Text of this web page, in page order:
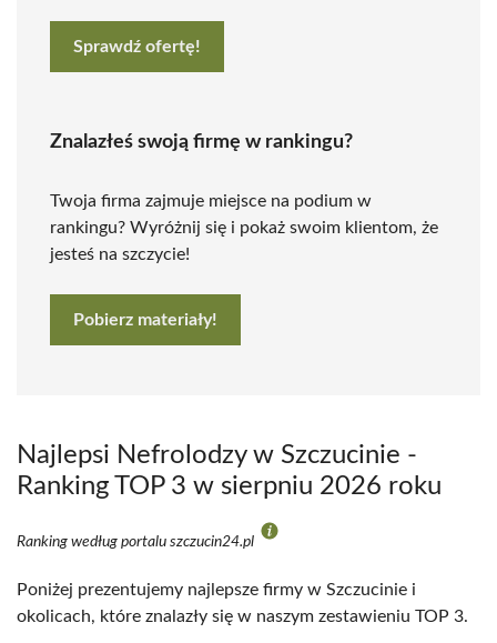
Sprawdź ofertę!
Znalazłeś swoją firmę w rankingu?
Twoja firma zajmuje miejsce na podium w
rankingu? Wyróżnij się i pokaż swoim klientom, że
jesteś na szczycie!
Pobierz materiały!
Najlepsi Nefrolodzy w Szczucinie -
Ranking TOP 3 w sierpniu 2026 roku
Ranking według portalu szczucin24.pl
Poniżej prezentujemy najlepsze firmy w Szczucinie i
okolicach, które znalazły się w naszym zestawieniu TOP 3.